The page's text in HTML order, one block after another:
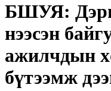
БШУЯ:
нээсэн
ажилчдын
бүтээмж